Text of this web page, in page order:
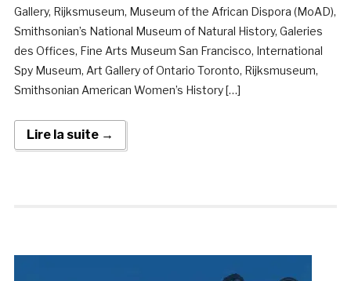
Gallery, Rijksmuseum, Museum of the African Dispora (MoAD),
Smithsonian’s National Museum of Natural History, Galeries
des Offices, Fine Arts Museum San Francisco, International
Spy Museum, Art Gallery of Ontario Toronto, Rijksmuseum,
Smithsonian American Women’s History […]
Lire la suite →